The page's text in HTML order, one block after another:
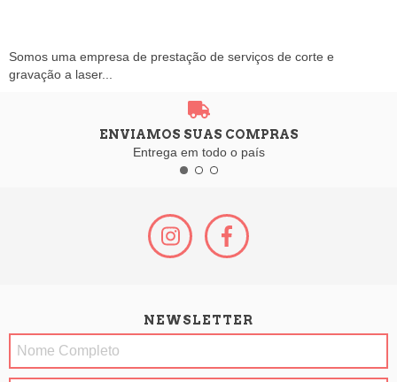
Somos uma empresa de prestação de serviços de corte e
gravação a laser...
ENVIAMOS SUAS COMPRAS
Entrega em todo o país
NEWSLETTER